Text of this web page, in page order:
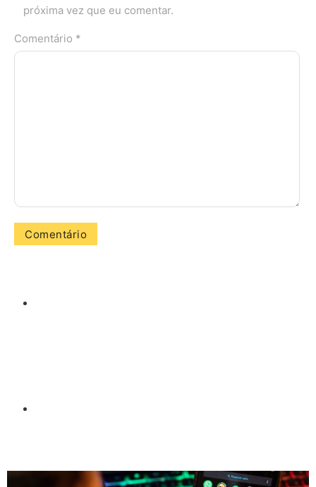
próxima vez que eu comentar.
Comentário *